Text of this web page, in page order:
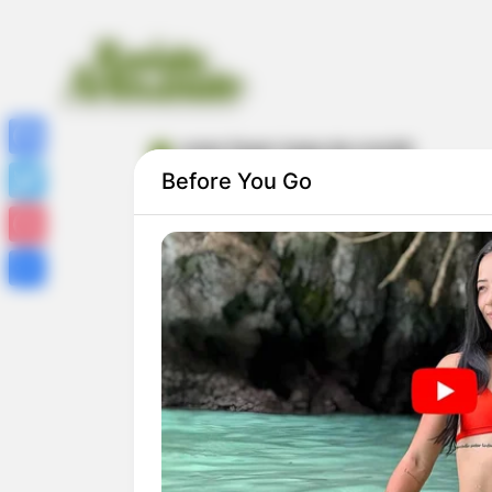
como fazer luvas de crochê
Como Fazer Luvas de Crochê para Inverno:
6 Receitas com Passo a Passos
Pinterest
Before You Go